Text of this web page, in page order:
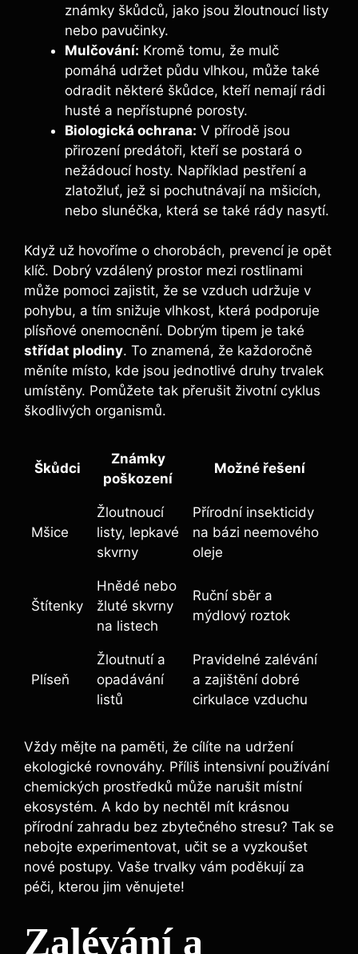
známky škůdců, jako jsou žloutnoucí listy
nebo pavučinky.
Mulčování: Kromě tomu, že mulč
pomáhá udržet půdu vlhkou, může také
odradit některé škůdce, kteří nemají rádi
husté a nepřístupné porosty.
Biologická ochrana: V přírodě jsou
přirození predátoři, kteří se postará o
nežádoucí hosty. Například pestření a
zlatožluť, jež si pochutnávají na mšicích,
nebo slunéčka, která se také rády nasytí.
Když už hovoříme o chorobách, prevencí je opět
klíč. Dobrý vzdálený prostor mezi rostlinami
může pomoci zajistit, že se vzduch udržuje v
pohybu, a tím snižuje vlhkost, která podporuje
plísňové onemocnění. Dobrým tipem je také
střídat plodiny. To znamená, že každoročně
měníte místo, kde jsou jednotlivé druhy trvalek
umístěny. Pomůžete tak přerušit životní cyklus
škodlivých organismů.
Škůdci
Známky
poškození
Možné řešení
Mšice
Žloutnoucí
listy, lepkavé
skvrny
Přírodní insekticidy
na bázi neemového
oleje
Štítenky
Hnědé nebo
žluté skvrny
na listech
Ruční sběr a
mýdlový roztok
Plíseň
Žloutnutí a
opadávání
listů
Pravidelné zalévání
a zajištění dobré
cirkulace vzduchu
Vždy mějte na paměti, že cílíte na udržení
ekologické rovnováhy. Příliš intensivní používání
chemických prostředků může narušit místní
ekosystém. A kdo by nechtěl mít krásnou
přírodní zahradu bez zbytečného stresu? Tak se
nebojte experimentovat, učit se a vyzkoušet
nové postupy. Vaše trvalky vám poděkují za
péči, kterou jim věnujete!
Zalévání a